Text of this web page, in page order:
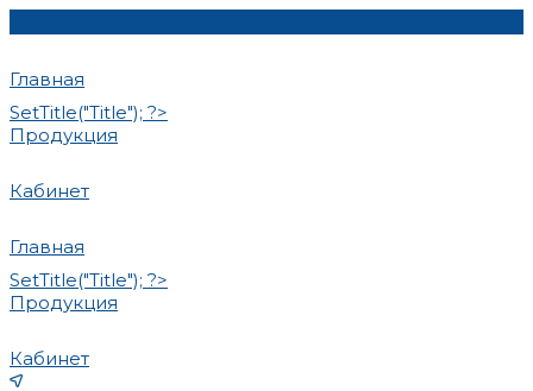
Главная
SetTitle("Title"); ?>
Продукция
Кабинет
Главная
SetTitle("Title"); ?>
Продукция
Кабинет